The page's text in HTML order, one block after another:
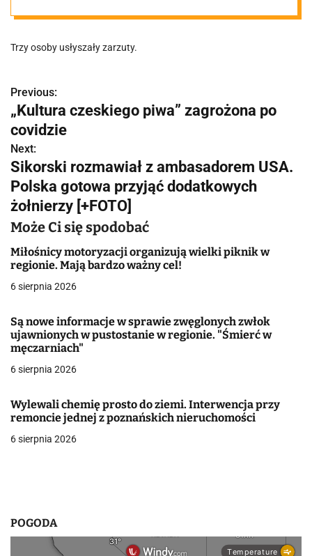
o miasta. Są
zatrzymania
Trzy osoby usłyszały zarzuty.
N
a
w
i
g
a
c
j
w
p
s
u
Previous:
„Kultura czeskiego piwa” zagrożona po
covidzie
Next:
Sikorski rozmawiał z ambasadorem USA.
Polska gotowa przyjąć dodatkowych
żołnierzy [+FOTO]
Może Ci się spodobać
Miłośnicy motoryzacji organizują wielki piknik w
regionie. Mają bardzo ważny cel!
6 sierpnia 2026
Są nowe informacje w sprawie zwęglonych zwłok
ujawnionych w pustostanie w regionie. "Śmierć w
męczarniach"
6 sierpnia 2026
Wylewali chemię prosto do ziemi. Interwencja przy
remoncie jednej z poznańskich nieruchomości
6 sierpnia 2026
POGODA